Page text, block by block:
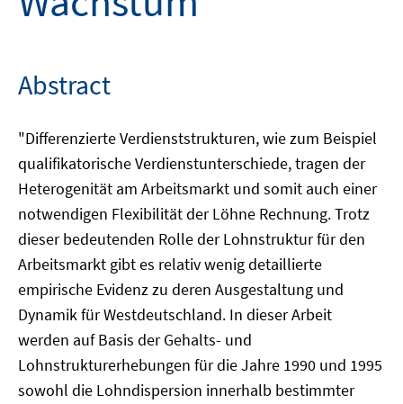
Abstract
"Differenzierte Verdienststrukturen, wie zum Beispiel
qualifikatorische Verdienstunterschiede, tragen der
Heterogenität am Arbeitsmarkt und somit auch einer
notwendigen Flexibilität der Löhne Rechnung. Trotz
dieser bedeutenden Rolle der Lohnstruktur für den
Arbeitsmarkt gibt es relativ wenig detaillierte
empirische Evidenz zu deren Ausgestaltung und
Dynamik für Westdeutschland. In dieser Arbeit
werden auf Basis der Gehalts- und
Lohnstrukturerhebungen für die Jahre 1990 und 1995
sowohl die Lohndispersion innerhalb bestimmter